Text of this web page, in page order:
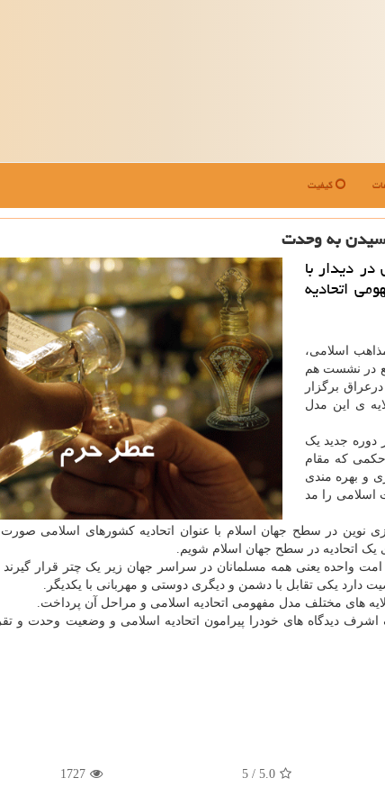
کیفیت
به وحدت
دیدار با
اتحادیه
اسلامی،
در نشست هم
برگزار
ی این مدل
دوره جدید یک
که مقام
و بهره مندی
اسلامی را مد
نوین در سطح جهان اسلام با عنوان اتحادیه کشورهای اسلامی صورت
یک اتحادیه در سطح جهان اسلام شویم.
واحده یعنی همه مسلمانان در سراسر جهان زیر یک چتر قرار
یکی تقابل با دشمن و دیگری دوستی و مهربانی با یکدیگر.
های مختلف مدل مفهومی اتحادیه اسلامی و مراحل آن پرداخت.
دیدگاه های خودرا پیرامون اتحادیه اسلامی و وضعیت وحدت و
5.0
/ 5
1727